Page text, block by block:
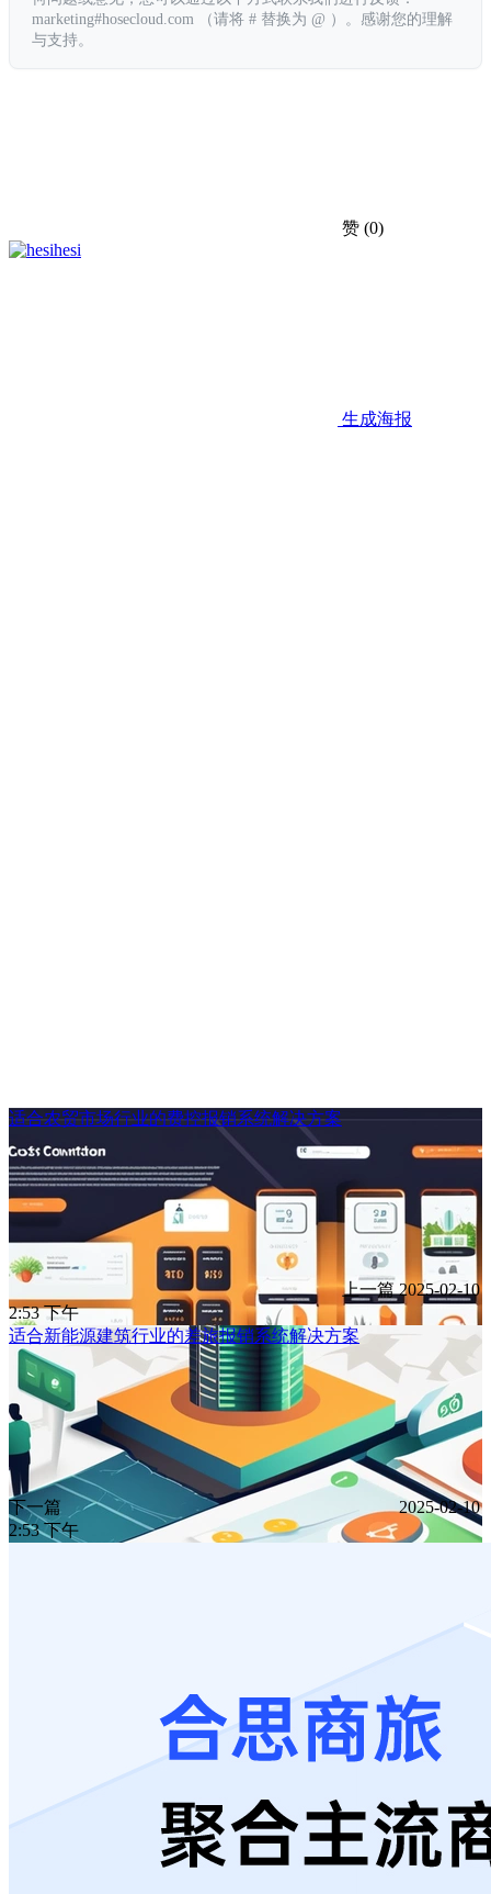
marketing#hosecloud.com （请将 # 替换为 @ ）。感谢您的理解
与支持。
赞 (0)
hesi
生成海报
适合农贸市场行业的费控报销系统解决方案
上一篇 2025-02-10
2:53 下午
适合新能源建筑行业的差旅报销系统解决方案
下一篇
2025-02-10
2:53 下午